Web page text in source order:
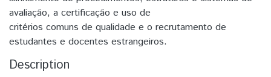
avaliação, a certificação e uso de
critérios comuns de qualidade e o recrutamento de
estudantes e docentes estrangeiros.
Description